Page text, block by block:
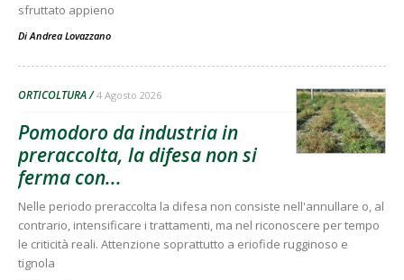
sfruttato appieno
Di Andrea Lovazzano
ORTICOLTURA 4 Agosto 2026
Pomodoro da industria in
preraccolta, la difesa non si
ferma con...
Nelle periodo preraccolta la difesa non consiste nell'annullare o, al
contrario, intensificare i trattamenti, ma nel riconoscere per tempo
le criticità reali. Attenzione soprattutto a eriofide rugginoso e
tignola